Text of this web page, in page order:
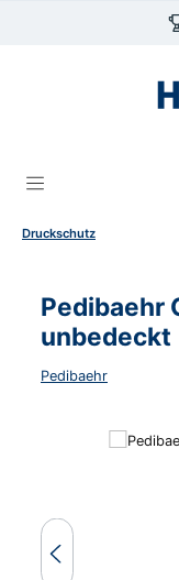
Zum Hauptinhalt springen
Druckschutz
Pedibaehr
unbedeckt
Pedibaehr
Bildergalerie